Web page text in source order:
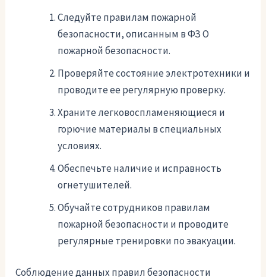
Следуйте правилам пожарной
безопасности, описанным в ФЗ О
пожарной безопасности.
Проверяйте состояние электротехники и
проводите ее регулярную проверку.
Храните легковоспламеняющиеся и
горючие материалы в специальных
условиях.
Обеспечьте наличие и исправность
огнетушителей.
Обучайте сотрудников правилам
пожарной безопасности и проводите
регулярные тренировки по эвакуации.
Соблюдение данных правил безопасности